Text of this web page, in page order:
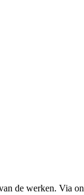
de werken.